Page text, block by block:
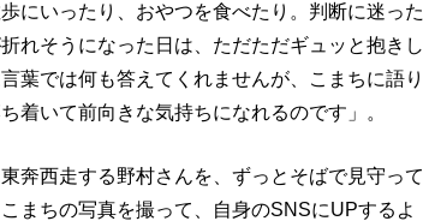
にいったり、おやつを食べたり。判断に迷った
れそうになった日は、ただただギュッと抱きし
葉では何も答えてくれませんが、こまちに語り
着いて前向きな気持ちになれるのです」。
奔西走する野村さんを、ずっとそばで見守って
まちの写真を撮って、自身のSNSにUPするよ